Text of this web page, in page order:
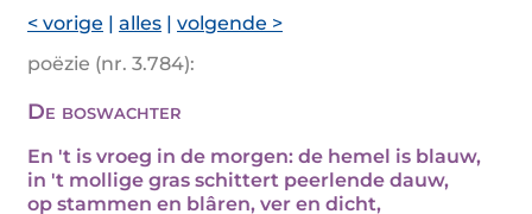
< vorige | alles | volgende >
poëzie (nr. 3.784):
De boswachter
En 't is vroeg in de morgen: de hemel is blauw,
in 't mollige gras schittert peerlende dauw,
op stammen en blâren, ver en dicht,